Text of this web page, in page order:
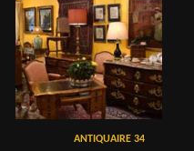
ANTIQUAIRE 34